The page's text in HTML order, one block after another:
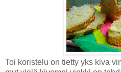
Toi koristelu on tietty yks kiva